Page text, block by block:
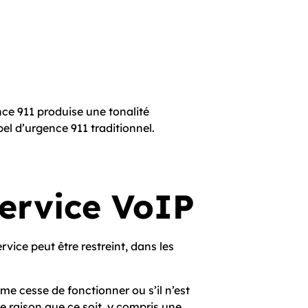
9­1­1 produise une tonalité
d’urgence 9­1­1 traditionnel.
VoIP
peut être restreint, dans les
cesse de fonctionner ou s’il n’est